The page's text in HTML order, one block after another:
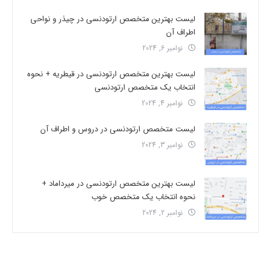
لیست بهترین متخصص ارتودنسی در چیذر و نواحی
اطراف آن
نوامبر 6, 2024
لیست بهترین متخصص ارتودنسی در قیطریه + نحوه
انتخاب یک متخصص ارتودنسی
نوامبر 4, 2024
لیست متخصص ارتودنسی در دروس و اطراف آن
نوامبر 3, 2024
لیست بهترین متخصص ارتودنسی در میرداماد +
نحوه انتخاب یک متخصص خوب
نوامبر 2, 2024